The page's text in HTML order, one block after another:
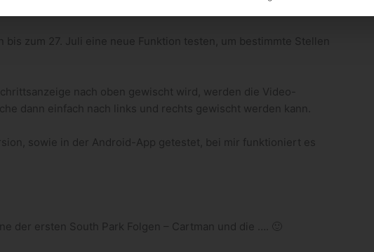
bis zum 27. Juli eine neue Funktion testen, um bestimmte Stellen
nach oben gewischt wird, werden die Video-
dann einfach nach links und rechts gewischt werden kann.
sowie in der Android-App getestet, bei mir funktioniert es
der ersten South Park Folgen – Cartman und die …. 🙂